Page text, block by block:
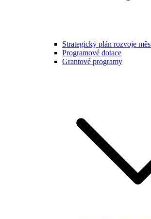
Strategický plán rozvoje
Programové dotace
Grantové programy